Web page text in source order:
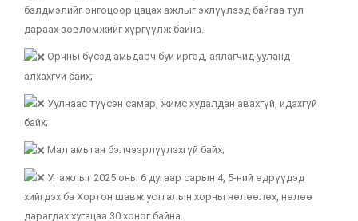
бэлдмэлийг онгоцоор цацах ажлыг эхлүүлээд байгаа тул
дараах зөвлөмжийг хүргүүлж байна.
Орчны бүсэд амьдарч буй иргэд, аялагчид ууланд
алхахгүй байх;
Уулнаас түүсэн самар, жимс худалдан авахгүй, идэхгүй
байх;
Мал амьтан бэлчээрлүүлэхгүй байх;
Уг ажлыг 2025 оны 6 дугаар сарын 4, 5-ний өдрүүдэд
хийгдэх ба Хортон шавж устгалын хорны нөлөөлөх, нөлөө
дарагдах хугацаа 30 хоног байна.